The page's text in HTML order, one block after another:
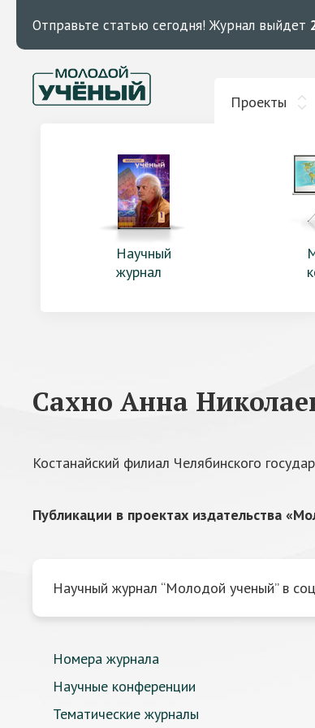
Отправьте статью сегодня! Журнал выйдет
Проекты
Научный
журнал
Сахно Анна
Костанайский филиал Челябинского
Публикации в проектах издательства
Научный журнал “Молодой ученый” в
Номера журнала
Научные конференции
Тематические журналы